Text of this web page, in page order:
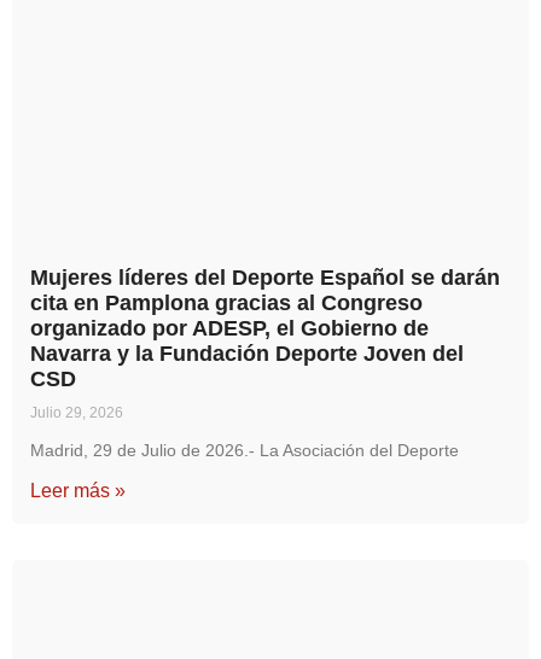
Mujeres líderes del Deporte Español se darán
cita en Pamplona gracias al Congreso
organizado por ADESP, el Gobierno de
Navarra y la Fundación Deporte Joven del
CSD
Julio 29, 2026
Madrid, 29 de Julio de 2026.- La Asociación del Deporte
Leer más »